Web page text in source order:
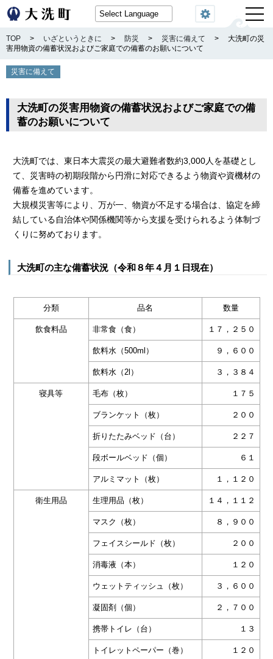
閲覧機能
TOP > いざというときに > 防災 > 災害に備えて >
大洗町の災
害用物資の備蓄状況およびご家庭での備蓄のお願いについて
災害に備えて
大洗町の災害用物資の備蓄状況およびご家庭での備
蓄のお願いについて
大洗町では、東日本大震災の最大避難者数約3,000人を基礎とし
て、災害時の初期段階から円滑に対応できるよう物資や資機材の
備蓄を進めています。
大規模災害等により、万が一、物資が不足する場合は、協定を締
結している自治体や関係機関等から支援を受けられるよう体制づ
くりに努めております。
大洗町の主な備蓄状況（令和８年４月１日現在）
分類 品名 数量
飲食料品 非常食（食） １７，２５０
飲料水（500ml） ９，６００
飲料水（2l） ３，３８４
寝具等 毛布（枚） １７５
ブランケット（枚） ２００
折りたたみベッド（台） ２２７
段ボールベッド（個） ６１
アルミマット（枚） １，１２０
衛生用品 生理用品（枚） １４，１１２
マスク（枚） ８，９００
フェイスシールド（枚） ２００
消毒液（本） １２０
ウェットティッシュ（枚） ３，６００
凝固剤（個） ２，７００
携帯トイレ（台） １３
トイレットペーパー（巻） １２０